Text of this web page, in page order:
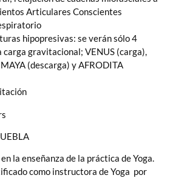
Articulares Conscientes
hipopresivas: se verán sólo 4
carga gravitacional; VENUS (carga),
(descarga) y AFRODITA
la enseñanza de la práctica de Yoga.
como instructora de Yoga por